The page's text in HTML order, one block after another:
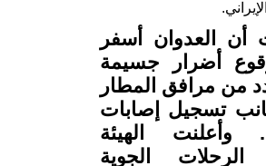
أن العدوان أسفر
أضرار جسيمة
من مرافق المطار
تسجيل إصابات
وأعلنت الهيئة
الرحلات الجوية